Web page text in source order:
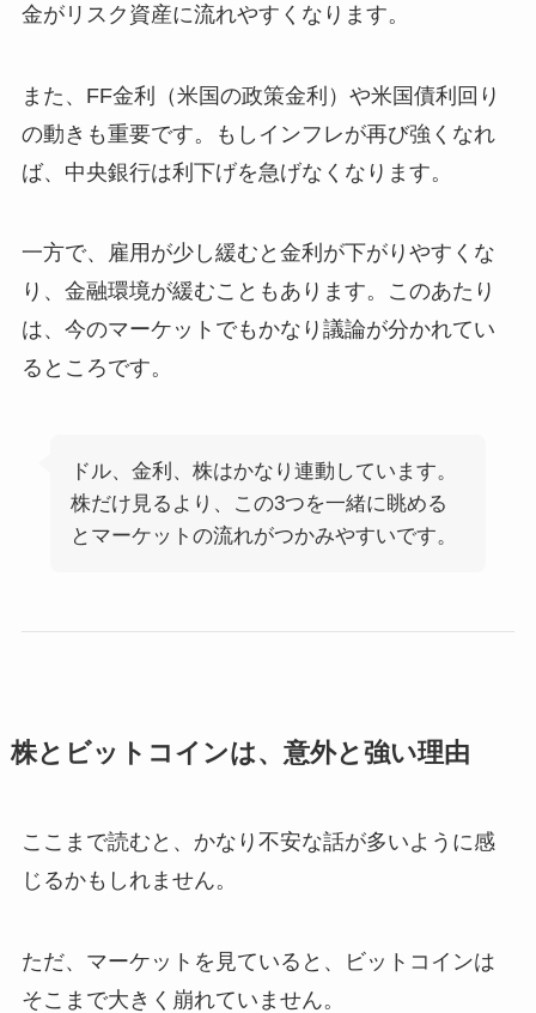
金がリスク資産に流れやすくなります。
また、FF金利（米国の政策金利）や米国債利回り
の動きも重要です。もしインフレが再び強くなれ
ば、中央銀行は利下げを急げなくなります。
一方で、雇用が少し緩むと金利が下がりやすくな
り、金融環境が緩むこともあります。このあたり
は、今のマーケットでもかなり議論が分かれてい
るところです。
ドル、金利、株はかなり連動しています。
株だけ見るより、この3つを一緒に眺める
とマーケットの流れがつかみやすいです。
株とビットコインは、意外と強い理由
ここまで読むと、かなり不安な話が多いように感
じるかもしれません。
ただ、マーケットを見ていると、ビットコインは
そこまで大きく崩れていません。